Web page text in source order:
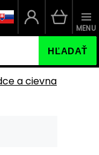
HĽADAŤ
MENU
a cievna